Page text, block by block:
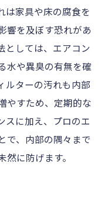
は家具や床の腐食を
響を及ぼす恐れがあ
としては、エアコン
水や異臭の有無を確
ルターの汚れも内部
やすため、定期的な
スに加え、プロのエ
で、内部の隅々まで
に防げます。